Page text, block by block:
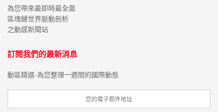
為您帶來最即時最全面
區塊鏈世界脈動剖析
之動感新聞站
訂閱我們的最新消息
動區精選-為您整理一週間的國際動態